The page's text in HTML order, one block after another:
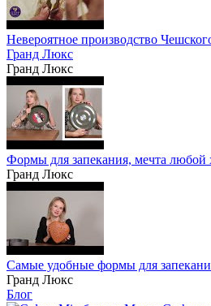
Невероятное производство
Гранд Люкс
Гранд Люкс
Формы для запекания, мечта любой
Гранд Люкс
Самые удобные формы для
Гранд Люкс
Блог